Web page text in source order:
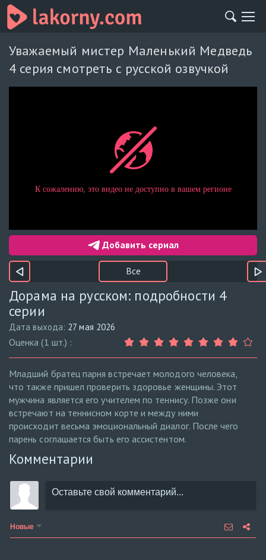
Уважаемый мистер Маленький Медведь
4 серия смотреть с русской озвучкой
Добавить сериал
Все
Дорама на русском: подробности 4
серии
Дата выхода: 27 мая 2026
Оценка (1 шт.) :
Младший братец парня встречает молодого человека,
что также пришел проверить здоровье женщины. Этот
мужчина является его учителем по теннису. Позже они
встречают на теннисном корте и между ними
происходит весьма эмоциональный диалог. После чего
парень соглашается быть его ассистентом.
Комментарии
Новые